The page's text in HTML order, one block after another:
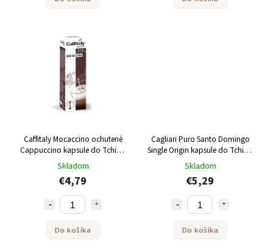
Caffitaly Mocaccino ochutené
Cappuccino kapsule do Tchibo
Cafissimo 10ks
Skladom
€4,79
Do košíka
Cagliari Puro Santo Domingo
Single Origin kapsule do Tchibo
Cafissimo Caffitaly 10ks
Skladom
€5,29
Do košíka